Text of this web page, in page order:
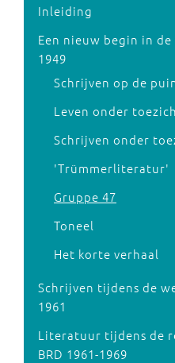
Inleiding
Een nieuw begin in
1949
Schrijven op de
Leven onder
Schrijven onder
'Trümmerliteratur'
Gruppe 47
Toneel
Het korte verhaal
Schrijven tijdens de
1961
Literatuur tijdens de
BRD 1961-1969